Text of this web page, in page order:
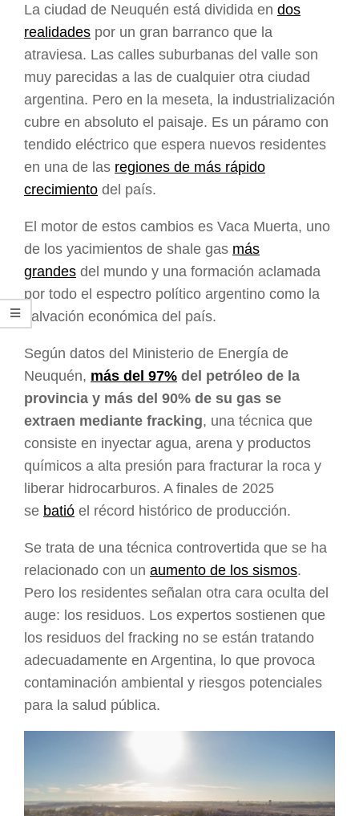
La ciudad de Neuquén está dividida en dos
realidades por un gran barranco que la
atraviesa. Las calles suburbanas del valle son
muy parecidas a las de cualquier otra ciudad
argentina. Pero en la meseta, la industrialización
cubre en absoluto el paisaje. Es un páramo con
tendido eléctrico que espera nuevos residentes
en una de las regiones de más rápido
crecimiento del país.
El motor de estos cambios es Vaca Muerta, uno
de los yacimientos de shale gas más
grandes del mundo y una formación aclamada
por todo el espectro político argentino como la
salvación económica del país.
Según datos del Ministerio de Energía de
Neuquén, más del 97% del petróleo de la
provincia y más del 90% de su gas se
extraen mediante fracking, una técnica que
consiste en inyectar agua, arena y productos
químicos a alta presión para fracturar la roca y
liberar hidrocarburos. A finales de 2025
se batió el récord histórico de producción.
Se trata de una técnica controvertida que se ha
relacionado con un aumento de los sismos.
Pero los residentes señalan otra cara oculta del
auge: los residuos. Los expertos sostienen que
los residuos del fracking no se están tratando
adecuadamente en Argentina, lo que provoca
contaminación ambiental y riesgos potenciales
para la salud pública.